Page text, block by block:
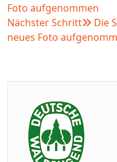
Foto aufgenommen
Nächster Schritt
Die
neues Foto